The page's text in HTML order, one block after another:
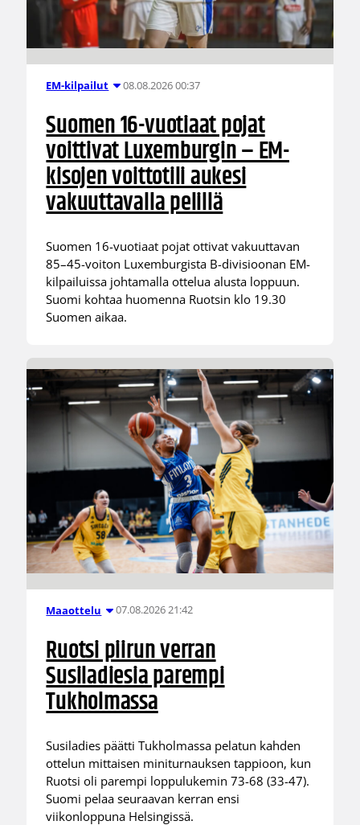
EM-kilpailut 08.08.2026 00:37
Suomen 16-vuotiaat pojat
voittivat Luxemburgin – EM-
kisojen voittotili aukesi
vakuuttavalla pelillä
Suomen 16-vuotiaat pojat ottivat vakuuttavan
85–45-voiton Luxemburgista B-divisioonan EM-
kilpailuissa johtamalla ottelua alusta loppuun.
Suomi kohtaa huomenna Ruotsin klo 19.30
Suomen aikaa.
Maaottelu 07.08.2026 21:42
Ruotsi piirun verran
Susiladiesia parempi
Tukholmassa
Susiladies päätti Tukholmassa pelatun kahden
ottelun mittaisen miniturnauksen tappioon, kun
Ruotsi oli parempi loppulukemin 73-68 (33-47).
Suomi pelaa seuraavan kerran ensi
viikonloppuna Helsingissä.